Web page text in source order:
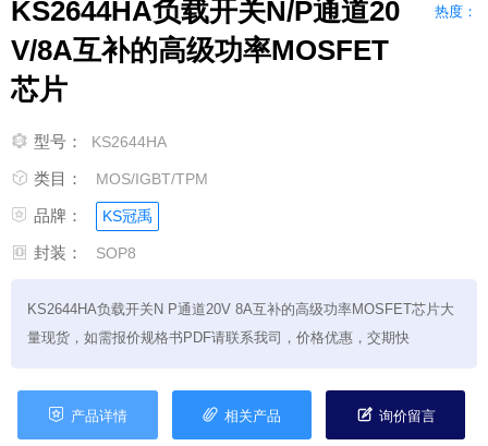
热度：
​​KS2644HA负载开关N/P通道20
V/8A互补的高级功率MOSFET
芯片
 型号： ​​KS2644HA
 类目： MOS/IGBT/TPM
 品牌： KS冠禹
 封装： SOP8
​​KS2644HA负载开关N P通道20V 8A互补的高级功率MOSFET芯片大
量现货，如需报价规格书PDF请联系我司，价格优惠，交期快
 产品详情  相关产品  询价留言